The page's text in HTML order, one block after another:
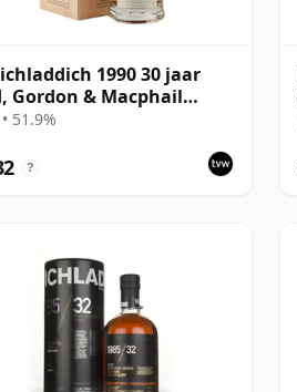
1990 30 jaar
Gordon & Macphail
Choice - Sherry
51.9%
?